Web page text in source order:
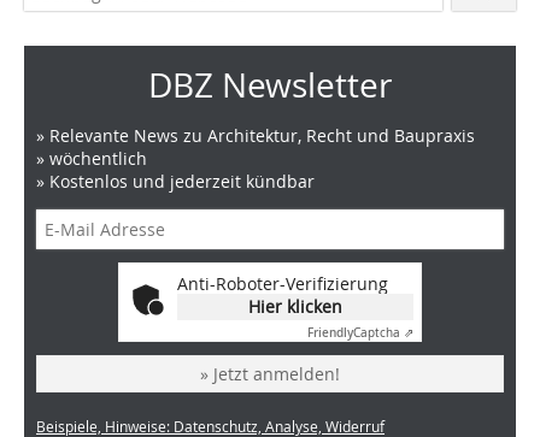
DBZ Newsletter
» Relevante News zu Architektur, Recht und Baupraxis
» wöchentlich
» Kostenlos und jederzeit kündbar
Anti-Roboter-Verifizierung
Hier klicken
FriendlyCaptcha ⇗
» Jetzt anmelden!
Beispiele, Hinweise: Datenschutz, Analyse, Widerruf